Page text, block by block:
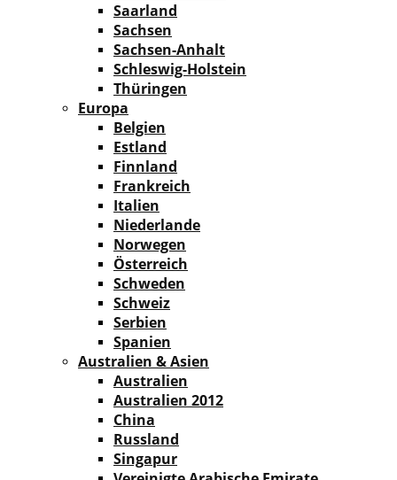
Saarland
Sachsen
Sachsen-Anhalt
Schleswig-Holstein
Thüringen
Europa
Belgien
Estland
Finnland
Frankreich
Italien
Niederlande
Norwegen
Österreich
Schweden
Schweiz
Serbien
Spanien
Australien & Asien
Australien
Australien 2012
China
Russland
Singapur